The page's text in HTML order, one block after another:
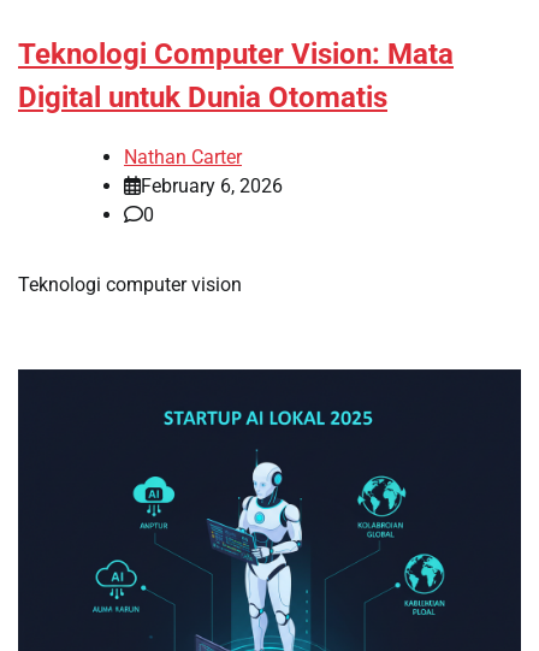
Teknologi Computer Vision: Mata
Digital untuk Dunia Otomatis
Nathan Carter
February 6, 2026
0
Teknologi computer vision